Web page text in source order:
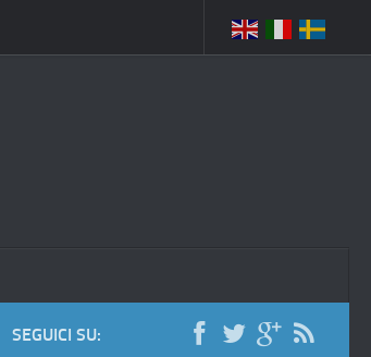
SEGUICI SU: